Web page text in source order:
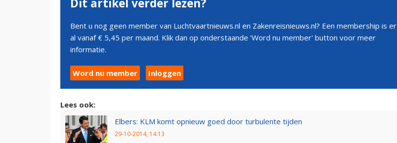
Dit artikel verder lezen?
Bent u nog geen member van Luchtvaartnieuws.nl en Zakenreisnieuws.nl? Een membership is er
al vanaf € 5,45 per maand. Klik dan op onderstaande 'Word nu member' button voor meer
informatie.
Word nu member Inloggen
Lees ook:
Elbers: KLM komt opnieuw goed door turbulente tijden
29-10-2014, 14:13